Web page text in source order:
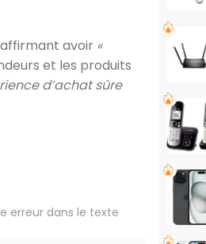
affirmant avoir «
et les produits
d’achat sûre
erreur dans le texte